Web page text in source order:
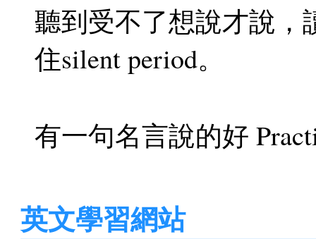
聽到受不了想說才說，
住silent period。
有一句名言說的好
英文學習網站